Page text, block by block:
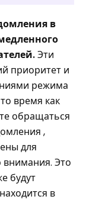
в
Эти
приоритет и
режима
время как
обращаться
,
для
Это
будут
в